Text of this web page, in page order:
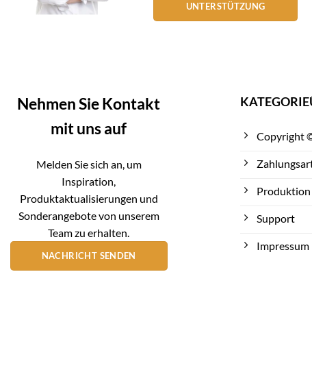
UNTERSTÜTZUNG
Nehmen Sie Kontakt
mit uns auf
Melden Sie sich an, um
Inspiration,
Produktaktualisierungen und
Sonderangebote von unserem
Team zu erhalten.
NACHRICHT SENDEN
Copyright
Support
Impressum